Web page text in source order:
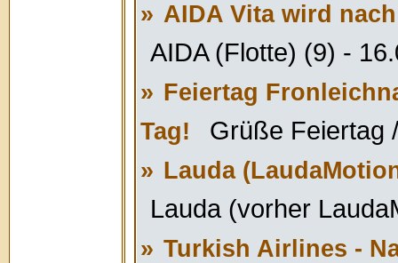
» AIDA Vita wird
AIDA (Flotte) (9) -
» Feiertag
Tag!
Grüße Feiertag
» Lauda
Lauda (vorher
» Turkish Airlines -